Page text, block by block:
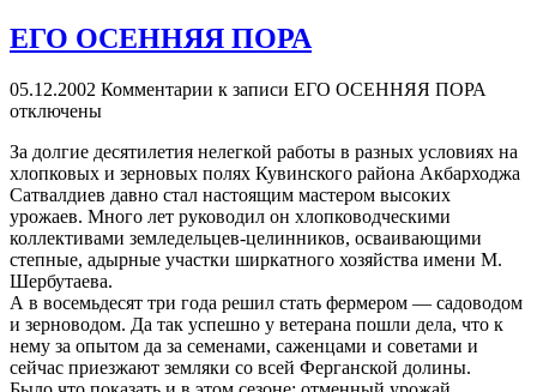
ЕГО ОСЕННЯЯ ПОРА
05.12.2002 Комментарии к записи ЕГО ОСЕННЯЯ ПОРА
отключены
За долгие десятилетия нелегкой работы в разных условиях на
хлопковых и зерновых полях Кувинского района Акбарходжа
Сатвалдиев давно стал настоящим мастером высоких
урожаев. Много лет руководил он хлопководческими
коллективами земледельцев-целинников, осваивающими
степные, адырные участки ширкатного хозяйства имени М.
Шербутаева.
А в восемьдесят три года решил стать фермером — садоводом
и зерноводом. Да так успешно у ветерана пошли дела, что к
нему за опытом да за семенами, саженцами и советами и
сейчас приезжают земляки со всей Ферганской долины.